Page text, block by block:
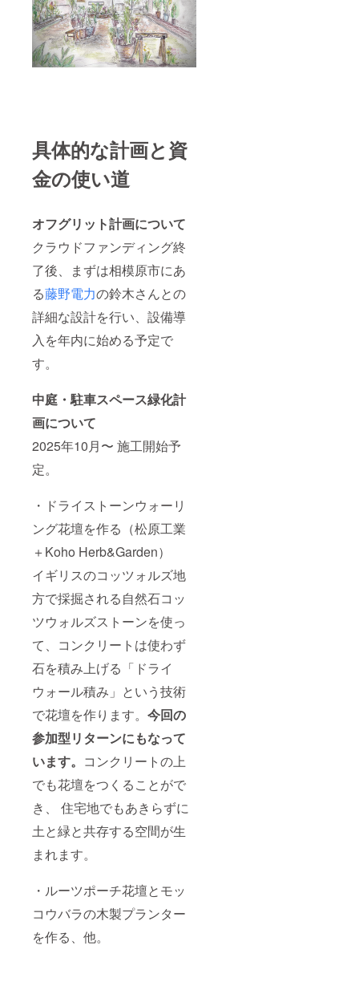
具体的な計画と資
金の使い道
オフグリット計画について
クラウドファンディング終
了後、まずは相模原市にあ
る藤野電力の鈴木さんとの
詳細な設計を行い、設備導
入を年内に始める予定で
す。
中庭・駐車スペース緑化計
画について
2025年10月〜 施工開始予
定。
・ドライストーンウォーリ
ング花壇を作る（松原工業
＋Koho Herb&Garden）
イギリスのコッツォルズ地
方で採掘される自然石コッ
ツウォルズストーンを使っ
て、コンクリートは使わず
石を積み上げる「ドライ
ウォール積み」という技術
で花壇を作ります。 今回の
参加型リターンにもなって
います。 コンクリートの上
でも花壇をつくることがで
き、 住宅地でもあきらずに
土と緑と共存する空間が生
まれます。
・ルーツポーチ花壇とモッ
コウバラの木製プランター
を作る、他。